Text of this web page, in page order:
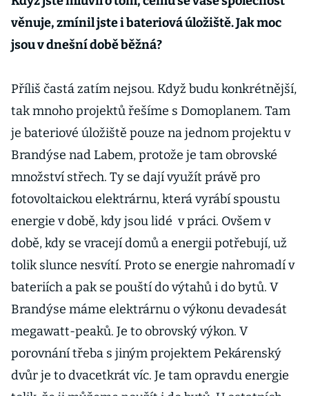
věnuje, zmínil jste i bateriová úložiště. Jak moc
jsou v dnešní době běžná?
Příliš častá zatím nejsou. Když budu konkrétnější,
tak mnoho projektů řešíme s Domoplanem. Tam
je bateriové úložiště pouze na jednom projektu v
Brandýse nad Labem, protože je tam obrovské
množství střech. Ty se dají využít právě pro
fotovoltaickou elektrárnu, která vyrábí spoustu
energie v době, kdy jsou lidé v práci. Ovšem v
době, kdy se vracejí domů a energii potřebují, už
tolik slunce nesvítí. Proto se energie nahromadí v
bateriích a pak se pouští do výtahů i do bytů. V
Brandýse máme elektrárnu o výkonu devadesát
megawatt-peaků. Je to obrovský výkon. V
porovnání třeba s jiným projektem Pekárenský
dvůr je to dvacetkrát víc. Je tam opravdu energie